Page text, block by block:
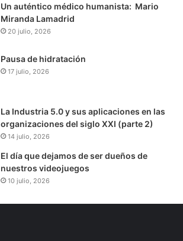
Un auténtico médico humanista: Mario
Miranda Lamadrid
20 julio, 2026
Pausa de hidratación
17 julio, 2026
La Industria 5.0 y sus aplicaciones en las
organizaciones del siglo XXI (parte 2)
14 julio, 2026
El día que dejamos de ser dueños de
nuestros videojuegos
10 julio, 2026